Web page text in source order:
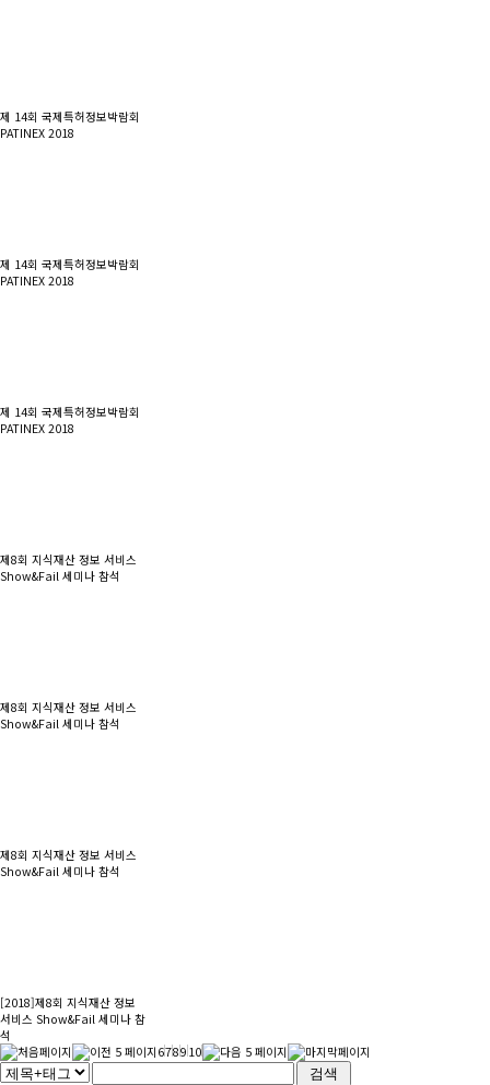
제 14회 국제특허정보박람회
PATINEX 2018
제 14회 국제특허정보박람회
PATINEX 2018
제 14회 국제특허정보박람회
PATINEX 2018
제8회 지식재산 정보 서비스
Show&Fail 세미나 참석
제8회 지식재산 정보 서비스
Show&Fail 세미나 참석
제8회 지식재산 정보 서비스
Show&Fail 세미나 참석
[2018]제8회 지식재산 정보
서비스 Show&Fail 세미나 참
석
6789 10